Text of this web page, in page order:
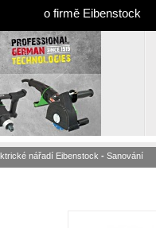
o firmě Eibenstock
nářadí Eibenstock - Sanování